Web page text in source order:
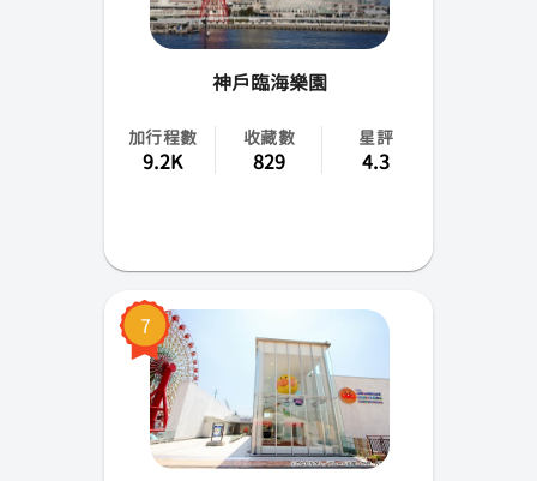
神戶臨海樂園
加行程數
9.2K
收藏數
829
星評
4.3
7